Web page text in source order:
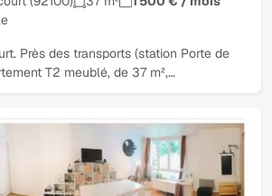
Près des transports (station Porte de
T2 meublé, de 37 m²,…